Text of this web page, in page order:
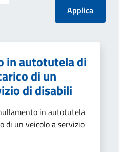
in autotutela di
di un
di disabili
in autotutela
di un veicolo a servizio